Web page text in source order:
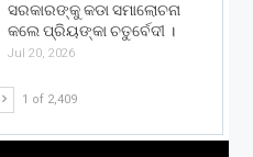
ସରକାରଙ୍କୁ କଡା ସମାଲୋଚନା
କଲେ ପ୍ରିୟଙ୍କା ଚତୁର୍ବେଦୀ ।
Jul 20, 2026
1 of 2,409